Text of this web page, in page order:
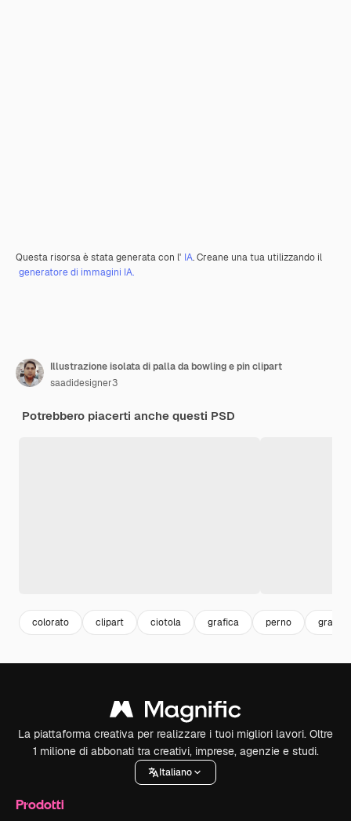
Questa risorsa è stata generata con l' IA. Creane una tua utilizzando il
generatore di immagini IA.
Illustrazione isolata di palla da bowling e pin clipart
saadidesigner3
Potrebbero piacerti anche questi PSD
colorato clipart ciotola grafica perno
La piattaforma creativa per realizzare i tuoi migliori lavori. Oltre
1 milione di abbonati tra creativi, imprese, agenzie e studi.
Italiano
Prodotti